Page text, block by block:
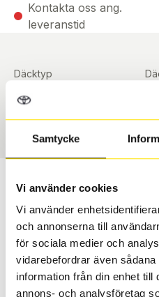
Samtycke
Vi använder cookies
Vi använder
och annonserna till
för sociala medier och
vidarebefordrar även
information från din enhet till
annons- och analysföretag
Kontakta oss ang.
leveranstid
Däcktyp
Art nummer
90362
Passar detta däck
Ange
valt passar din bilmodell.
sättas på dina befintliga
gång så att däck och fälg
Ibland kan fälgen ha bytts